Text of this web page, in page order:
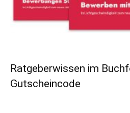
Ratgeberwissen im
Gutscheincode